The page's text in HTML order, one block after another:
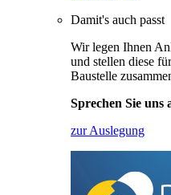
Damit's auch passt
Wir legen Ihnen
und stellen diese
Baustelle
Sprechen Sie uns
zur Auslegung